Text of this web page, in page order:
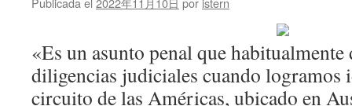
«Es un asunto penal que
diligencias judiciales cuando logramos
circuito de las Américas, ubicado en